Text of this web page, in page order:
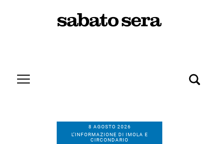
8 AGOSTO 2026
L’INFORMAZIONE DI IMOLA E
CIRCONDARIO